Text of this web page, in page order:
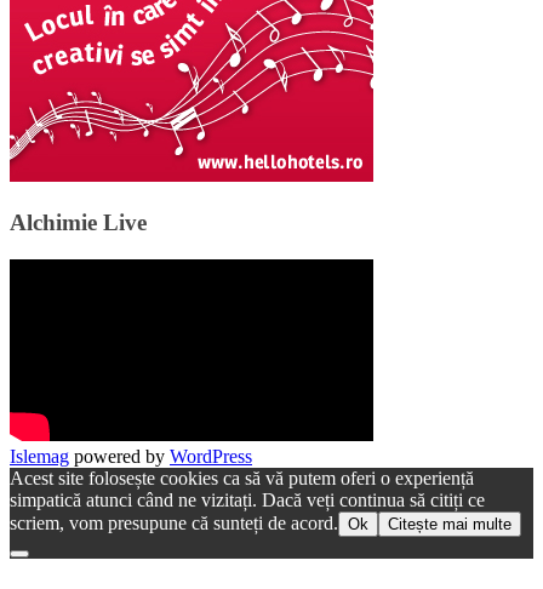
Alchimie Live
Islemag powered by WordPress
Acest site folosește cookies ca să vă putem oferi o experiență
simpatică atunci când ne vizitați. Dacă veți continua să citiți ce
scriem, vom presupune că sunteți de acord. Ok Citește mai multe